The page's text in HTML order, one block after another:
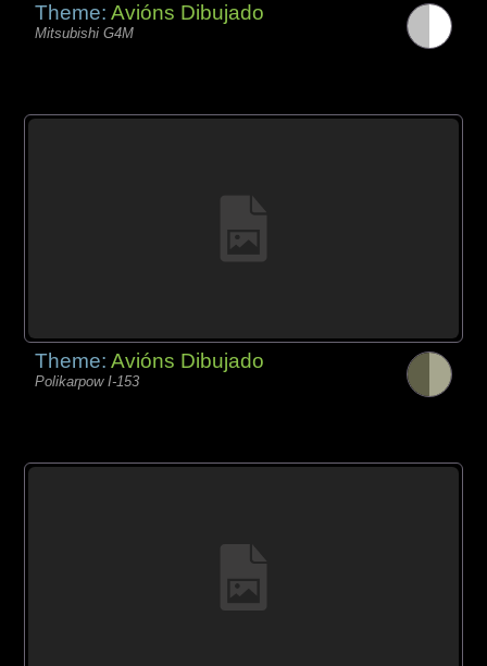
Theme:Avións Dibujado
Mitsubishi G4M
Theme:Avións Dibujado
Polikarpow I-153